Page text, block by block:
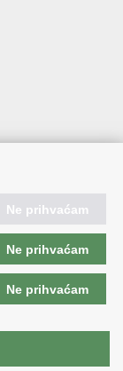
Ne prihvaćam
Ne prihvaćam
Ne prihvaćam